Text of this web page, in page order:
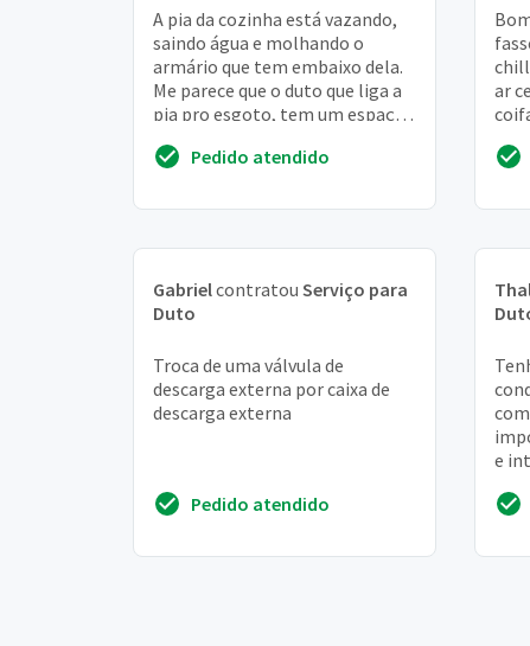
A pia da cozinha está vazando,
saindo água e molhando o
armário que tem embaixo dela.
Me parece que o duto que liga a
pia pro esgoto, tem um espaço
gotejamento. P...
Pedido atendido
ar
Gabrielcontratou Serviço para
Duto
Troca de uma válvula de
descarga externa por caixa de
descarga externa
Pedido atendido
e